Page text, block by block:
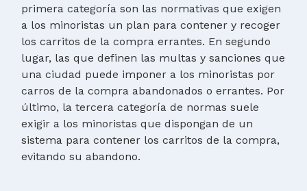
primera categoría son las normativas que exigen
a los minoristas un plan para contener y recoger
los carritos de la compra errantes. En segundo
lugar, las que definen las multas y sanciones que
una ciudad puede imponer a los minoristas por
carros de la compra abandonados o errantes. Por
último, la tercera categoría de normas suele
exigir a los minoristas que dispongan de un
sistema para contener los carritos de la compra,
evitando su abandono.